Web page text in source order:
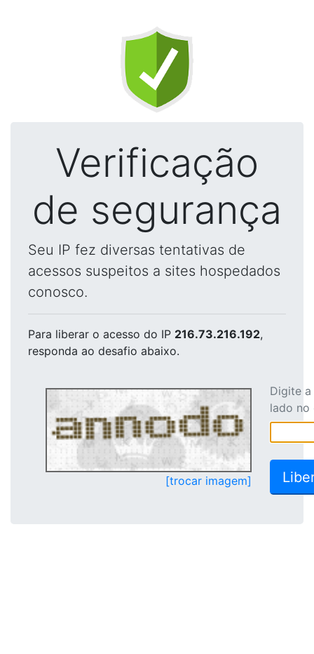
Verificação
de segurança
Seu IP fez diversas tentativas de
acessos suspeitos a sites hospedados
conosco.
Para liberar o acesso do IP 216.73.216.192,
responda ao desafio abaixo.
[trocar imagem]
Digite
lado no